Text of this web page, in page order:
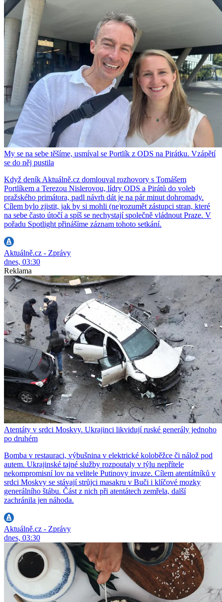
My se na sebe těšíme, usmíval se Portlík z ODS na Pirátku. Vzápětí
se do něj pustila
Když deník Aktuálně.cz domlouval rozhovory s Tomášem
Portlíkem a Terezou Nislerovou, lídry ODS a Pirátů do voleb
pražského primátora, padl návrh dát je na pár minut dohromady.
Cílem bylo zjistit, jak by si mohli (ne)rozumět zástupci stran, které
na sebe často útočí a spíš se nechystají společně vládnout Praze. V
pořadu Spotlight přinášíme záznam tohoto setkání.
Aktuálně.cz - Zprávy
dnes, 03:30
Reklama
Atentáty v srdci Moskvy. Ukrajinci likvidují ruské generály jednoho
po druhém
Bomba v restauraci, výbušnina v elektrické koloběžce či nálož pod
autem. Ukrajinské tajné služby rozpoutaly v týlu nepřítele
nekompromisní lov na velitele Putinovy invaze. Cílem atentátníků v
srdci Moskvy se stávají strůjci masakru v Buči i klíčové mozky
generálního štábu. Část z nich při atentátech zemřela, další
zachránila jen náhoda.
Aktuálně.cz - Zprávy
dnes, 03:30